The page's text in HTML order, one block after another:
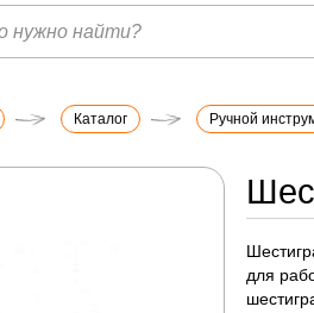
Каталог Ручной
для